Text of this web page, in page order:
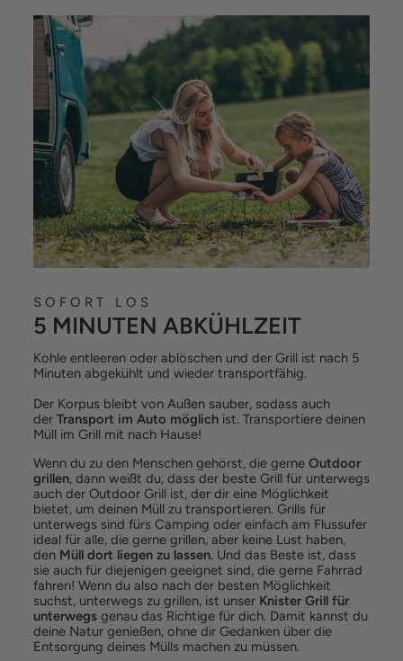
SOFORT LOS
5 MINUTEN ABKÜHLZEIT
Kohle entleeren oder ablöschen und der Grill ist nach 5
Minuten abgekühlt und wieder transportfähig.
Der Korpus bleibt von Außen sauber, sodass auch
der Transport im Auto möglich ist. Transportiere deinen
Müll im Grill mit nach Hause!
Wenn du zu den Menschen gehörst, die gerne Outdoor
grillen, dann weißt du, dass der beste Grill für unterwegs
auch der Outdoor Grill ist, der dir eine Möglichkeit
bietet, um deinen Müll zu transportieren. Grills für
unterwegs sind fürs Camping oder einfach am Flussufer
ideal für alle, die gerne grillen, aber keine Lust haben,
den Müll dort liegen zu lassen. Und das Beste ist, dass
sie auch für diejenigen geeignet sind, die gerne Fahrrad
fahren! Wenn du also nach der besten Möglichkeit
suchst, unterwegs zu grillen, ist unser Knister Grill für
unterwegs genau das Richtige für dich. Damit kannst du
deine Natur genießen, ohne dir Gedanken über die
Entsorgung deines Mülls machen zu müssen.